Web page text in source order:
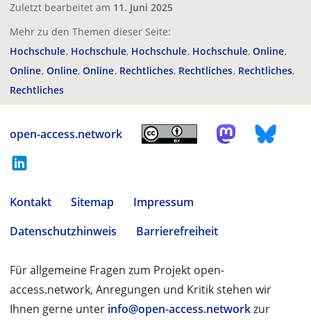
Zuletzt bearbeitet am 11. Juni 2025
Mehr zu den Themen dieser Seite:
Hochschule Hochschule Hochschule Hochschule Online
Online Online Online Rechtliches Rechtliches Rechtliches
Rechtliches
open-access.network
Kontakt Sitemap
Impressum
Datenschutzhinweis
Barrierefreiheit
Für allgemeine Fragen zum Projekt open-
access.network, Anregungen und Kritik stehen wir
Ihnen gerne unter info@open-access.networkzur